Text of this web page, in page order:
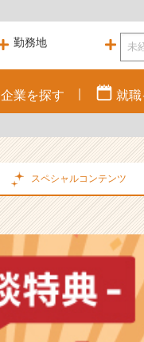
企業を探す 就職
スペシャルコンテンツ